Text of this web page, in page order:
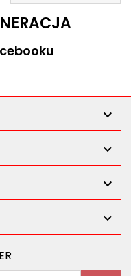



